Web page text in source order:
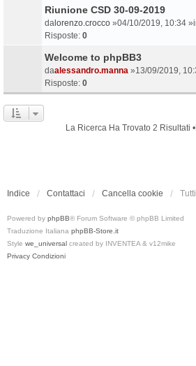
Riunione CSD 30-09-2019
da lorenzo.crocco »04/10/2019, 10:34
Risposte: 0
Welcome to phpBB3
daalessandro.manna »13/09/2019,
Risposte: 0
La Ricerca Ha Trovato 2 Risultati
Indice Contattaci Cancella cookie
Powered by phpBB® Forum Software © phpBB Limited
Traduzione Italiana phpBB-Store.it
Style we_universal created by INVENTEA & v12mike
Privacy Condizioni